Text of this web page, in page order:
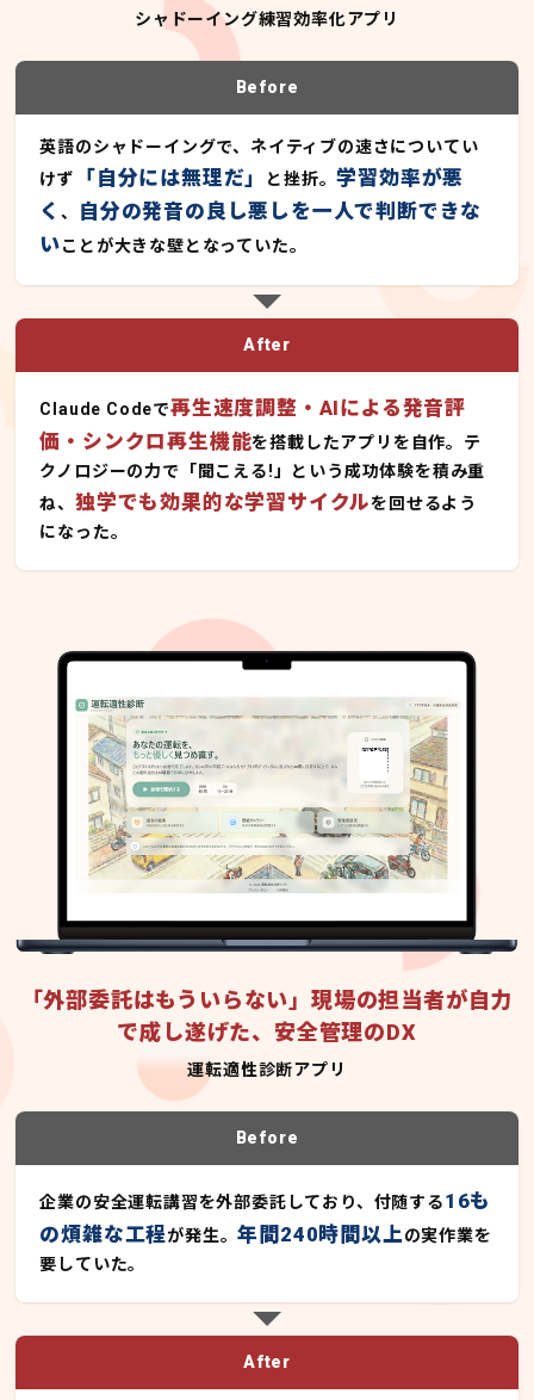
シャドーイング練習効率化アプリ
Before
英語のシャドーイングで、ネイティブの速さについてい
けず
「自分には無理だ」 と挫折。学習効率が悪
く、
自分の発音の良し悪しを一人で判断できな
いことが大きな壁となっていた。
After
Claude Codeで再生速度調整・AIによる発音評
価・シンクロ再生機能を搭載したアプリを自作。テ
クノロジーの力で「聞こえる!」という成功体験を積み重
ね、独学でも効果的な学習サイクルを回せるよう
になった。
「外部委託はもういらない」現場の担当者が自力
で成し遂げた、安全管理のDX
運転適性診断アプリ
Before
企業の安全運転講習を外部委託しており、付随する16も
の煩雑な工程が発生。年間240時間以上の実作業を
要していた。
After